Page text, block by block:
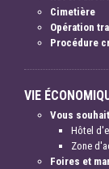
Cimetière
Opération
Procédure
VIE
Vous
Hôtel
Zone
Foires et